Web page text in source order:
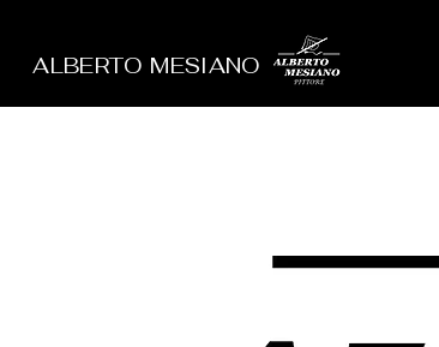
ALBERTO MESIANO